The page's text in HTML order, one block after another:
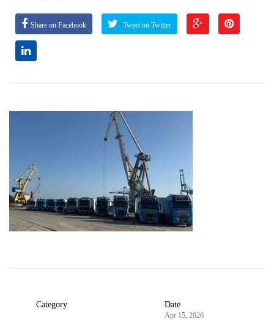
Share on Facebook Tweet on Twitter
Category Date
Apr 15, 2026